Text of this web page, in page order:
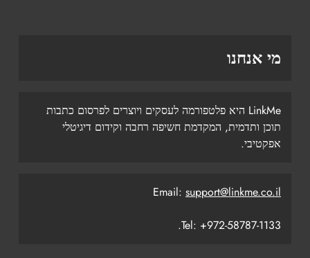
מי אנחנו
LinkMe היא פלטפורמה לעסקים ויוצרים לפרסום כתבות
תוכן ותדמית, המקדמת חשיפה רחבה וקידום דיגיטלי
אפקטיבי.
Email: support@linkme.co.il
Tel: +972-58787-1133.